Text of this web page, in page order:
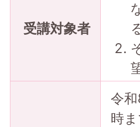
受講対象者
令
時